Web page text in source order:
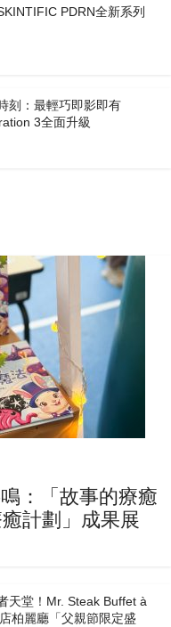
PDRN全新系列
刻：最輕巧即影即有
3全面升級
：「故事的療癒
計劃」成果展
天堂！Mr. Steak Buffet à
柏麗廳「⽗親節限定盛